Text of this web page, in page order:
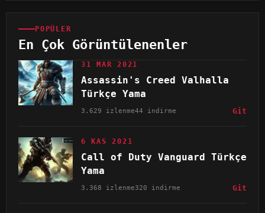
POPÜLER
En Çok Görüntülenenler
31 MAR 2021
Assassin's Creed Valhalla
Türkçe Yama
3.629 izlenme44 indirme Git
6 KAS 2021
Call of Duty Vanguard Türkçe
Yama
3.368 izlenme320 indirme Git